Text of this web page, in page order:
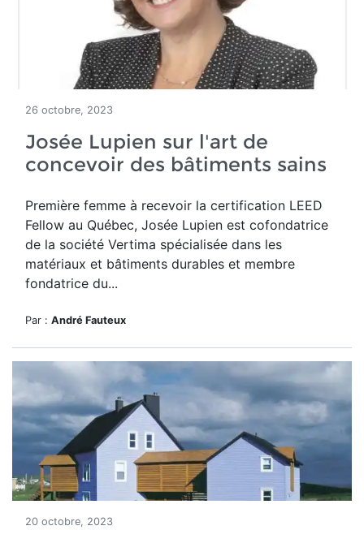
26 octobre, 2023
Josée Lupien sur l'art de
concevoir des bâtiments sains
Première femme à recevoir la certification LEED
Fellow au Québec, Josée Lupien est cofondatrice
de la société Vertima spécialisée dans les
matériaux et bâtiments durables et membre
fondatrice du...
Par : André Fauteux
20 octobre, 2023